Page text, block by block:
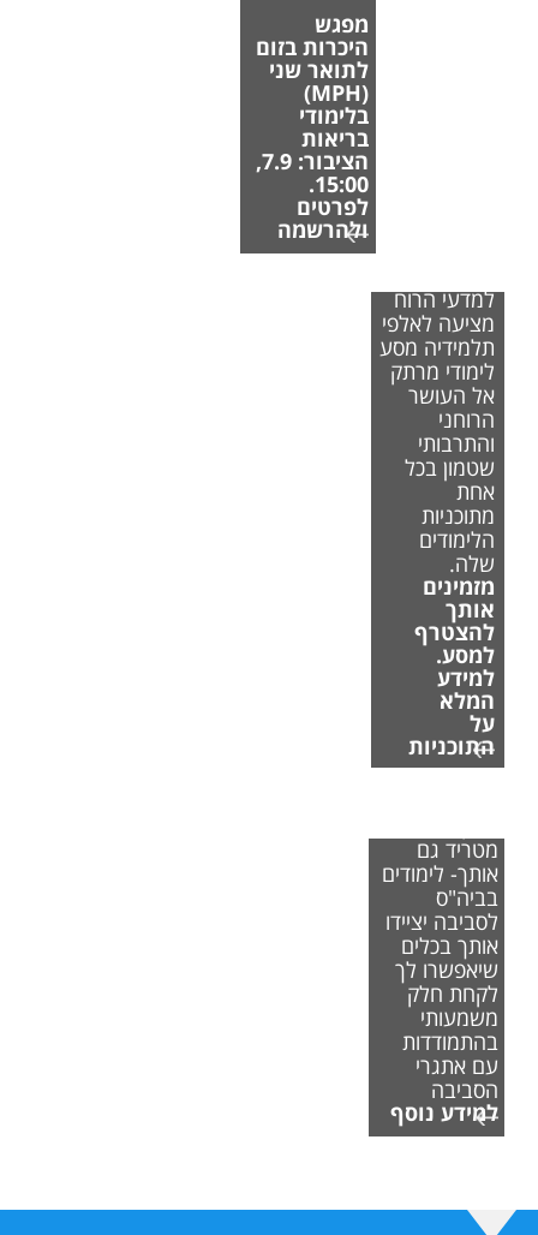
מפגש
היכרות בזום
לתואר שני
(MPH)
בלימודי
בריאות
הציבור: 7.9,
15:00.
לפרטים
ולהרשמה
למדעי הרוח
מציעה לאלפי
תלמידיה מסע
לימודי מרתק
אל העושר
הרוחני
והתרבותי
שטמון בכל
אחת
מתוכניות
הלימודים
שלה.
מזמינים
אותך
להצטרף
למסע.
למידע
המלא
על
התוכניות
מטריד גם
אותך- לימודים
בביה"ס
לסביבה יציידו
אותך בכלים
שיאפשרו לך
לקחת חלק
משמעותי
בהתמודדות
עם אתגרי
הסביבה
למידע נוסף